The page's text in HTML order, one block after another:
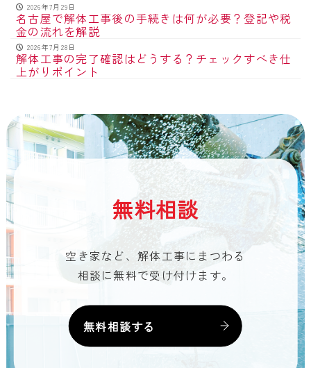
2026年7月29日
名古屋で解体工事後の手続きは何が必要？登記や税
金の流れを解説
2026年7月28日
解体工事の完了確認はどうする？チェックすべき仕
上がりポイント
無料相談
空き家など、解体工事にまつわる
相談に無料で受け付けます。
無料相談する